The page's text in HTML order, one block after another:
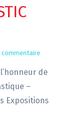
commentaire
l’honneur de
–
Expositions